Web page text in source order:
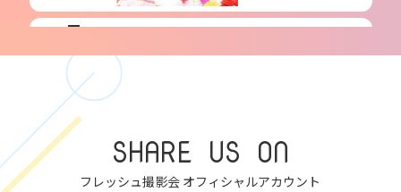
7
mon
8
tue
SHARE US ON
フレッシュ撮影会 オフィシャルアカウント